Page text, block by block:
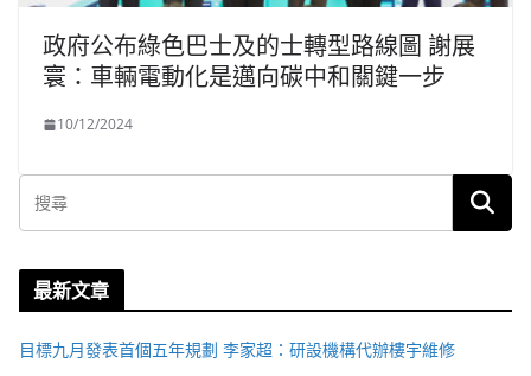
政府公布綠色巴士及的士轉型路線圖 謝展
寰：車輛電動化是邁向碳中和關鍵一步
10/12/2024
最新文章
目標九月發表首個五年規劃 李家超：研設機構代辦樓宇維修